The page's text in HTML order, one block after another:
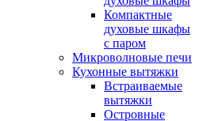
Компактные
духовые шкафы
с паром
Микроволновые печи
Кухонные вытяжки
Встраиваемые
вытяжки
Островные